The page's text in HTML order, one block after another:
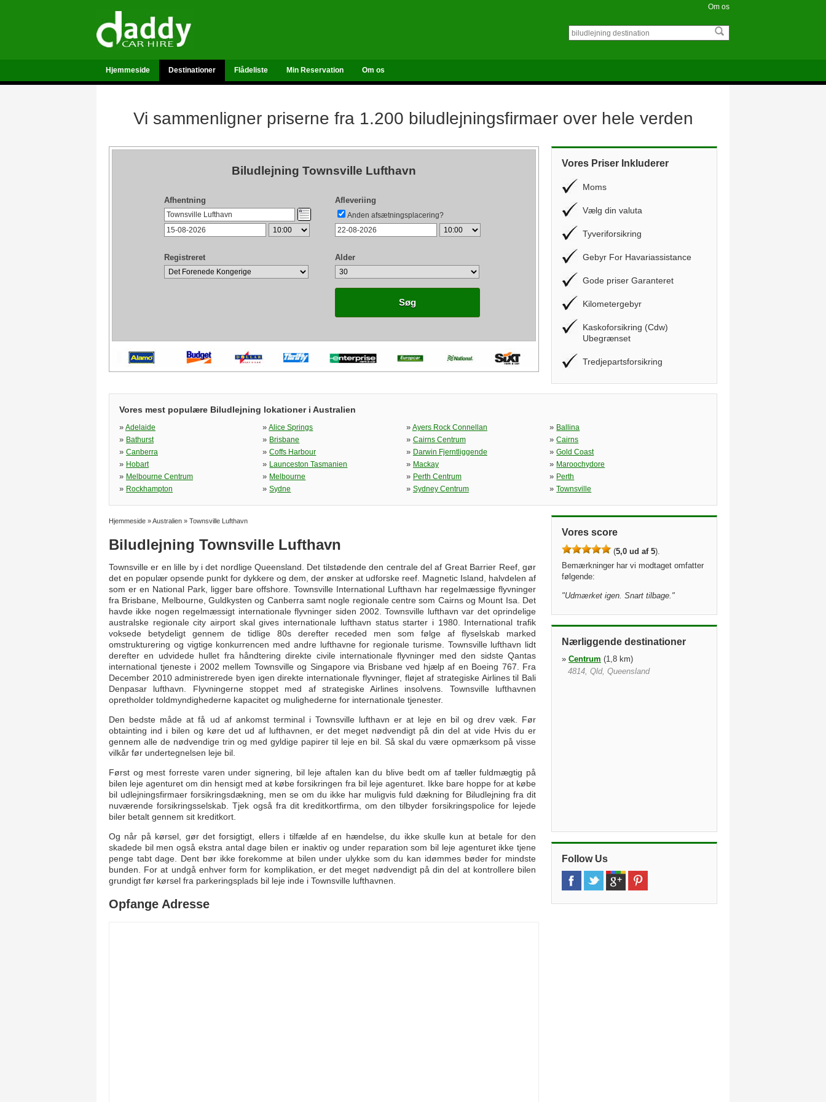
Om os
Hjemmeside Destinationer Flådeliste Min Reservation Om os
Vi sammenligner priserne fra 1.200 biludlejningsfirmaer over hele verden
Biludlejning Townsville Lufthavn
Afhentning Afleveriing
Anden afsætningsplacering?
Registreret Alder
Søg
Vores Priser Inkluderer
Moms
Vælg din valuta
Tyveriforsikring
Gebyr For Havariassistance
Gode priser Garanteret
Kilometergebyr
Kaskoforsikring (Cdw)
Ubegrænset
Tredjepartsforsikring
Vores mest populære Biludlejning lokationer i Australien
» Adelaide »Alice Springs » Ayers Rock Connellan » Ballina
» Bathurst » Brisbane » Cairns Centrum »Cairns
» Canberra »Coffs Harbour » Darwin Fjerntliggende »Gold Coast
» Hobart » Launceston Tasmanien » Mackay » Maroochydore
» Melbourne Centrum » Melbourne » Perth Centrum » Perth
» Rockhampton »Sydne » Sydney Centrum »Townsville
Hjemmeside »Australien » Townsville Lufthavn
Biludlejning Townsville Lufthavn
Townsville er en lille by i det nordlige Queensland. Det tilstødende den centrale del af Great Barrier Reef, gør
det en populær opsende punkt for dykkere og dem, der ønsker at udforske reef. Magnetic Island, halvdelen af
som er en National Park, ligger bare offshore. Townsville International Lufthavn har regelmæssige flyvninger
fra Brisbane, Melbourne, Guldkysten og Canberra samt nogle regionale centre som Cairns og Mount Isa. Det
havde ikke nogen regelmæssigt internationale flyvninger siden 2002. Townsville lufthavn var det oprindelige
australske regionale city airport skal gives internationale lufthavn status starter i 1980. International trafik
voksede betydeligt gennem de tidlige 80s derefter receded men som følge af flyselskab marked
omstrukturering og vigtige konkurrencen med andre lufthavne for regionale turisme. Townsville lufthavn lidt
derefter en udvidede hullet fra håndtering direkte civile internationale flyvninger med den sidste Qantas
international tjeneste i 2002 mellem Townsville og Singapore via Brisbane ved hjælp af en Boeing 767. Fra
December 2010 administrerede byen igen direkte internationale flyvninger, fløjet af strategiske Airlines til Bali
Denpasar lufthavn. Flyvningerne stoppet med af strategiske Airlines insolvens. Townsville lufthavnen
opretholder toldmyndighederne kapacitet og mulighederne for internationale tjenester.
Den bedste måde at få ud af ankomst terminal i Townsville lufthavn er at leje en bil og drev væk. Før
obtainting ind i bilen og køre det ud af lufthavnen, er det meget nødvendigt på din del at vide Hvis du er
gennem alle de nødvendige trin og med gyldige papirer til leje en bil. Så skal du være opmærksom på visse
vilkår før undertegnelsen leje bil.
Først og mest forreste varen under signering, bil leje aftalen kan du blive bedt om af tæller fuldmægtig på
bilen leje agenturet om din hensigt med at købe forsikringen fra bil leje agenturet. Ikke bare hoppe for at købe
bil udlejningsfirmaer forsikringsdækning, men se om du ikke har muligvis fuld dækning for Biludlejning fra dit
nuværende forsikringsselskab. Tjek også fra dit kreditkortfirma, om den tilbyder forsikringspolice for lejede
biler betalt gennem sit kreditkort.
Og når på kørsel, gør det forsigtigt, ellers i tilfælde af en hændelse, du ikke skulle kun at betale for den
skadede bil men også ekstra antal dage bilen er inaktiv og under reparation som bil leje agenturet ikke tjene
penge tabt dage. Dent bør ikke forekomme at bilen under ulykke som du kan idømmes bøder for mindste
bunden. For at undgå enhver form for komplikation, er det meget nødvendigt på din del at kontrollere bilen
grundigt før kørsel fra parkeringsplads bil leje inde i Townsville lufthavnen.
Opfange Adresse
Vores score
(5,0 ud af 5).
Bemærkninger har vi modtaget omfatter
følgende:
"Udmærket igen. Snart tilbage. "
Nærliggende destinationer
» Centrum (1,8 km)
4814, Qld, Queensland
Follow Us